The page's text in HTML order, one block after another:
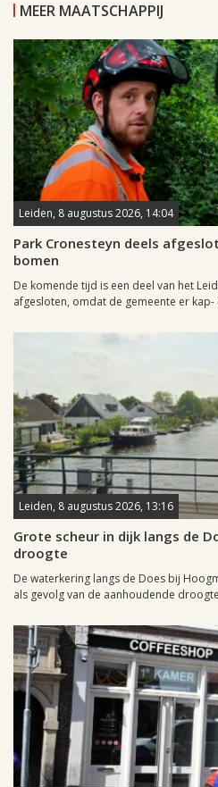
MEER MAATSCHAPPIJ
Leiden, 8 augustus 2026, 14:04
Park Cronesteyn deels
bomen
De komende tijd is een deel van het
afgesloten, omdat de gemeente er kap-
Leiden, 8 augustus 2026, 13:16
Grote scheur in dijk langs de
droogte
De waterkering langs de Does bij
als gevolg van de aanhoudende